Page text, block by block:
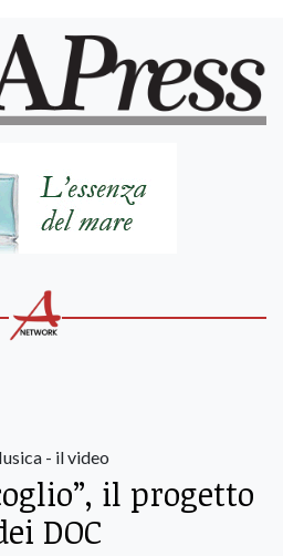
- il video
il progetto
DOC